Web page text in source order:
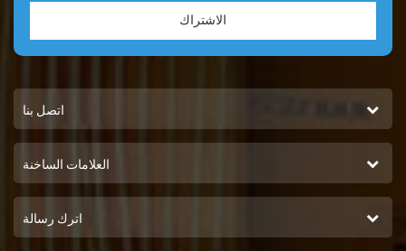
الاشتراك
اتصل بنا
العلامات الساخنة
اترك رسالة